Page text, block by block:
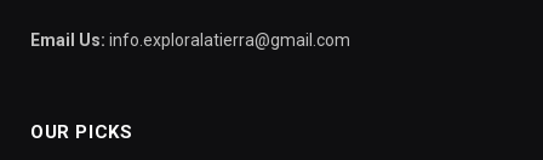
Email Us: info.exploralatierra@gmail.com
OUR PICKS